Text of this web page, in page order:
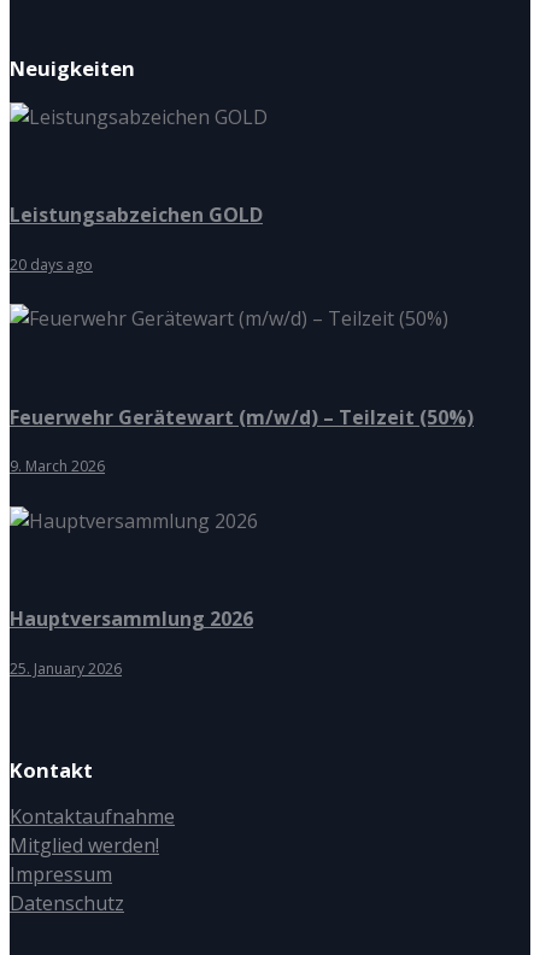
Neuigkeiten
Leistungsabzeichen GOLD
20 days ago
Feuerwehr Gerätewart (m/w/d) – Teilzeit (50%)
9. March 2026
Hauptversammlung 2026
25. January 2026
Kontakt
Kontaktaufnahme
Mitglied werden!
Impressum
Datenschutz